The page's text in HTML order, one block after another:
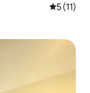
5 de uma
5 (11)